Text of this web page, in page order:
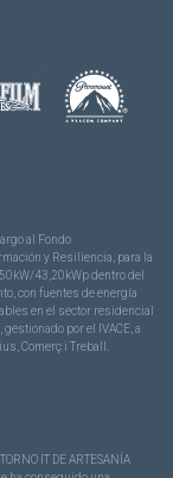
al Fondo
y Resiliencia, para la
43,20kWp dentro del
con fuentes de energía
en el sector residencial
por el IVACE, a
Comerç i Treball.
IT DE ARTESANÍA